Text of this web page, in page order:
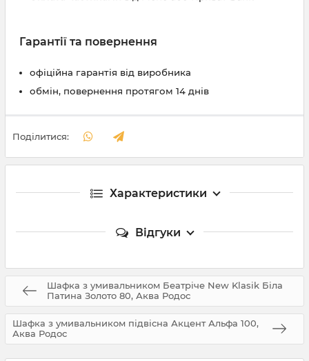
Гарантії та повернення
офіційна гарантія від виробника
обмін, повернення протягом 14 днів
Поділитися:
Характеристики
Відгуки
Шафка з умивальником Беатріче New Klasik Біла
Патина Золото 80, Аква Родос
Шафка з умивальником підвісна Акцент Альфа 100,
Аква Родос